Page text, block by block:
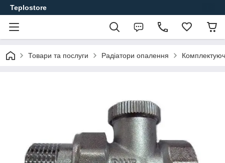
Teplostore
Товари та послуги Радіатори опалення